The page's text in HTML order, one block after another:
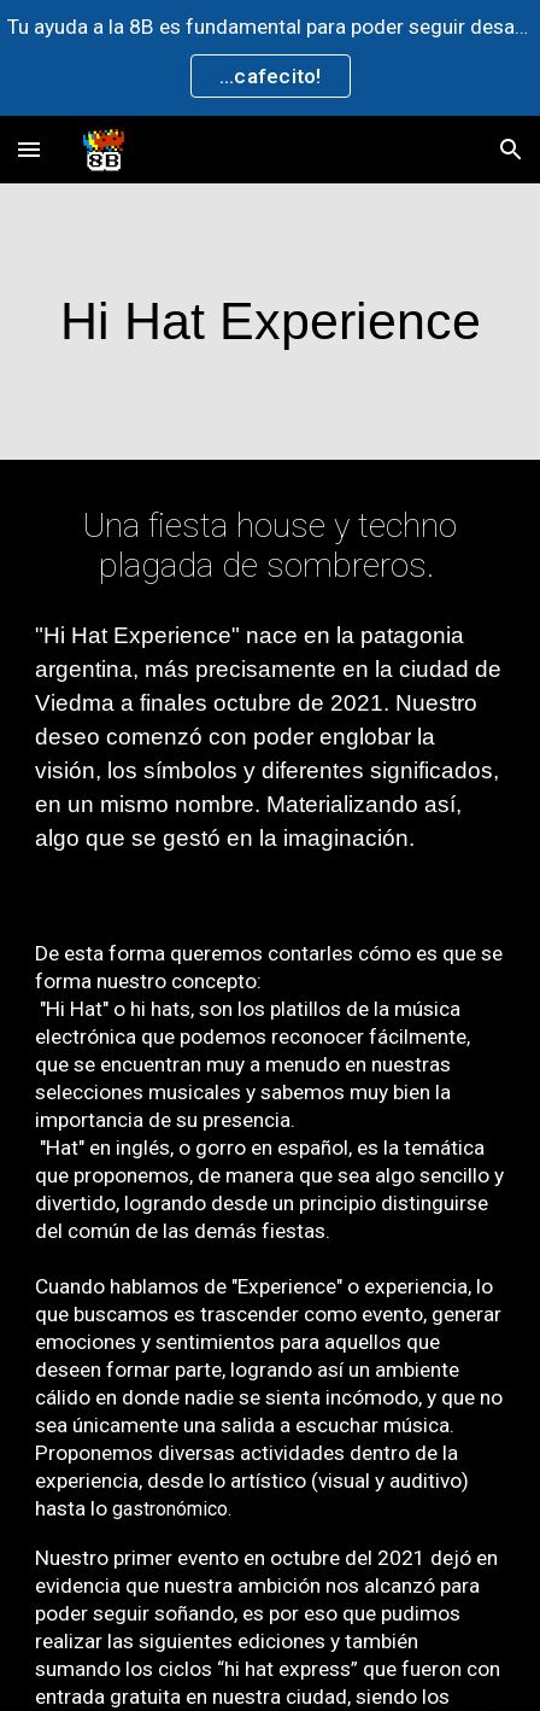
Skip to main content Skip to navigation
Tu ayuda a la 8B es fundamental para poder seguir desarrollando contenido de la comunidad artística, invitanos un ►
...cafecito!
Hi Hat Experience
Una fiesta house y techno
plagada de sombreros.
"Hi Hat Experience" nace en la patagonia
argentina, más precisamente en la ciudad de
Viedma a finales octubre de 2021. Nuestro
deseo comenzó con poder englobar la
visión, los símbolos y diferentes significados,
en un mismo nombre. Materializando así,
algo que se gestó en la imaginación.
De esta forma queremos contarles cómo es que se
forma nuestro concepto:
"Hi Hat" o hi hats, son los platillos de la música
electrónica que podemos reconocer fácilmente,
que se encuentran muy a menudo en nuestras
selecciones musicales y sabemos muy bien la
importancia de su presencia.
"Hat" en inglés, o gorro en español, es la temática
que proponemos, de manera que sea algo sencillo y
divertido, logrando desde un principio distinguirse
del común de las demás fiestas.
Cuando hablamos de "Experience" o experiencia, lo
que buscamos es trascender como evento, generar
emociones y sentimientos para aquellos que
deseen formar parte, logrando así un ambiente
cálido en donde nadie se sienta incómodo, y que no
sea únicamente una salida a escuchar música.
Proponemos diversas actividades dentro de la
experiencia, desde lo artístico (visual y auditivo)
hasta logastronómico.
Nuestro primer evento en octubre del 2021 dejó en
evidencia que nuestra ambición nos alcanzó para
poder seguir soñando, es por eso que pudimos
realizar las siguientes ediciones y también
sumando los ciclos “hi hat express” que fueron con
entrada gratuita en nuestra ciudad, siendo los